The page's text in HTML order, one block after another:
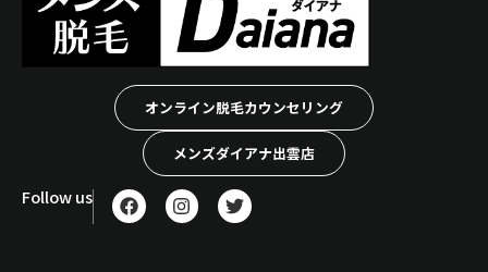
オンライン脱毛カウンセリング
メンズダイアナ出雲店
Follow us F
a
I
n
T
w